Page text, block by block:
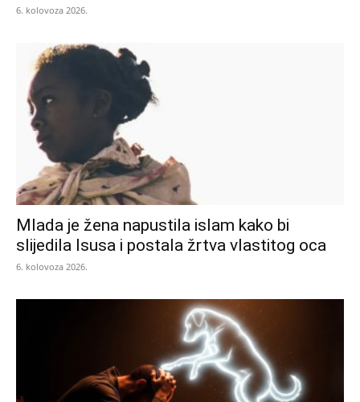
6. kolovoza 2026.
Mlada je žena napustila islam kako bi
slijedila Isusa i postala žrtva vlastitog oca
6. kolovoza 2026.